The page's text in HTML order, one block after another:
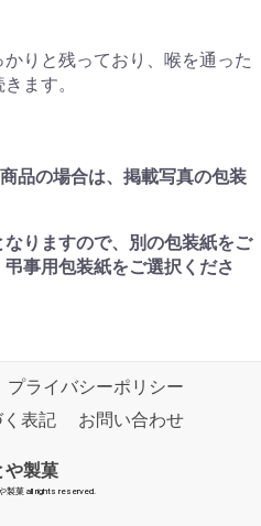
りと残っており、喉を通った
ます。
品の場合は、掲載写真の包装
なりますので、別の包装紙をご
事用包装紙をご選択くださ
プライバシーポリシー
表記
お問い合わせ
や製菓
製菓 all rights reserved.